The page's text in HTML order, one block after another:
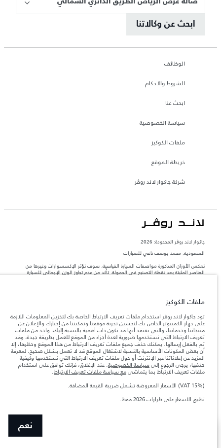
صالة عرض الرياض الطريق الدائري الشمالي
ابحث عن وكالاتنا
الوظائف
الشروط والأحكام
ابحث عنا
سياسة الخصوصية
ملفات الكوكيز
خريطة الموقع
شركة جاكوار لاند روڤر
جاكوار لاند روڨر المحدودة: 2026
السعودية, محمد يوسف ناغي للسيارات
تعكس الأوزان المذكورة مواصفات السيارة القياسية. سوف تؤثر الإكسسوارات وغيرها من
العناصر المثبتة بعد نقطة التصنيع في الحمولة. تأكد من عدم تجاوز الوزن الإجمالي للسيارة
المعلومات والمواصفات والأسعار والألوان المذكورة على هذا الموقع قد تختلف من بلد إلى
آخر، كما أنّها قد تتغير بدون إشعار مسبق. الرجاء التواصل مع وكيلنا المحلي للتأكد من توفّرها
والتحقق من الأسعار.
ملاحظة مهمة حول الصور والمواصفات.إن النقص العالمي في أشباه الموصلات يؤثر حاليًا
في مواصفات تصميم السيارات وتوفر الخيارات وتوقيتات التصاميم. هذا ظرف ديناميكي
للغاية، ونتيجة لذلك، قد لا تمثّل الصور المستخدَمة ضمن موقع الويب حاليًا المواصفات الحالية
بالكامل بالنسبة إلى الميزات والخيارات والحلية ومجموعات الألوان. يرجى استشارة وكيلك الذي
سيتمكّن من تأكيد أي تقييدات حالية معك للسماح لك باتخاذ قرار مدروس
الأرقام المقدمة هي نتيجة لاختبارات المصنع الرسمية وفقاً لتشريعات الاتحاد الأوروبي. قد
يتباين استهلك الوقود الفعلي للمركبة عن ذلك المتحقق في تلك الاختبارات كما أن هذه
الأرقام بغرض المقارنة فحسب.
الأسعار تنطبق فقط على الطرازات المصنعة في عام 2026.
ملفات الكوكيز
تود جاكوار لاند روڤر استخدام ملفات تعريف الارتباط الخاصة بك لتخزين المعلومات اللازمة
على جهاز الكمبيوتر الخاص بك لتحسين تجربة موقعنا وتمكيننا من إخبارك والإعلان عن
منتجاتنا وخدماتنا، والتي نعتقد أنها قد تكون ذات أهمية بالنسبة إليك. واحد من ملفات
تعريف الارتباط التي نستخدمها ضرورية لعدة أجزاء من الموقع للعمل بطريقة جيدة، وقد
تم بالفعل إرسالها. يمكنك حذف جميع ملفات تعريف الارتباط من هذا الموقع وحظرها، إلا
أن بعض المكونات الأساسية بالنسبة لاشتغال الموقع قد لا تعمل بشكل صحيح. لمعرفة
المزيد عن إعلاناتنا عبر الإنترنت أو حول ملفات تعريف الارتباط التي نستخدمها وكيفية
حذفها، يرجى الرجوع إلى سياسة الخصوصية. عند الإغلاق، فإنك توافق على استخدام
ملفات تعريف الارتباط بما يتماشىمع سياسة ملفات تعريف الارتباط.
(VAT 15%) الأسعار المعروضة تشمل ضريبة القيمة المضافة.
تطبق الأسعار على طرازات 2026 فقط.‎
نعم
ابحث عن وكيل